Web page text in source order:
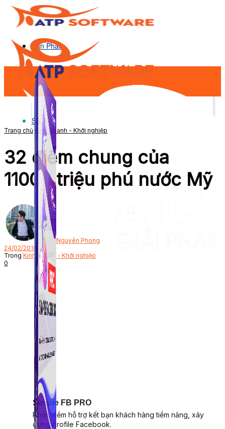
Sản Phẩm
Simple FB PRO
Phần mềm hỗ trợ kết bạn khách hàng tiềm năng, xây
dựng profile Facebook.
Sản Phẩm
Trang chủ Kinh doanh - Khởi nghiệp
32 điểm chung của
11000 triệu phú nước Mỹ
Bởi Nguyên Phong
24/02/2018
Trong Kinh doanh - Khởi nghiệp
0